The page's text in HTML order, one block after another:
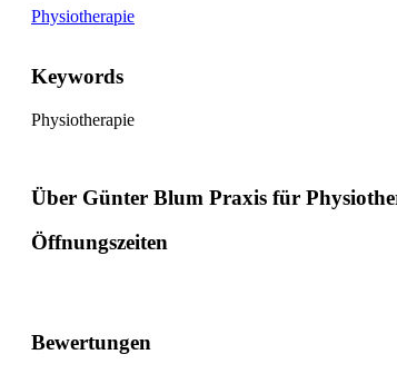
Physiotherapie
Keywords
Physiotherapie
Über Günter Blum Praxis für
Öffnungszeiten
Bewertungen